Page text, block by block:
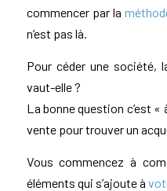
commencer par la
n’est pas là.
Pour céder une société,
vaut-elle ?
La bonne question c’est
vente pour trouver un
Vous commencez à
éléments qui s’ajoute à